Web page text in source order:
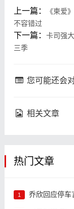
上一篇：
《柬爱
不容错过
下一篇： 卡司强
三季
您可能还会
相关文章
热门文章
1 乔欣回应停车